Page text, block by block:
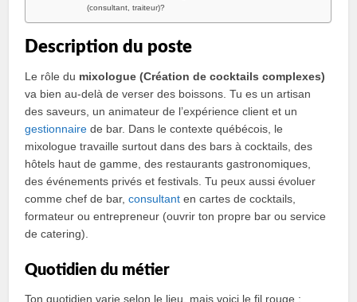
(consultant, traiteur)?
Description du poste
Le rôle du mixologue (Création de cocktails complexes)
va bien au‑delà de verser des boissons. Tu es un artisan
des saveurs, un animateur de l’expérience client et un
gestionnaire de bar. Dans le contexte québécois, le
mixologue travaille surtout dans des bars à cocktails, des
hôtels haut de gamme, des restaurants gastronomiques,
des événements privés et festivals. Tu peux aussi évoluer
comme chef de bar,consultant en cartes de cocktails,
formateur ou entrepreneur (ouvrir ton propre bar ou service
de catering).
Quotidien du métier
Ton quotidien varie selon le lieu, mais voici le fil rouge :